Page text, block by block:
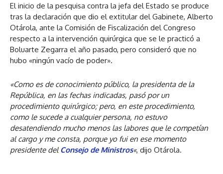
El inicio de la pesquisa contra la jefa del Estado se produce
tras la declaración que dio el extitular del Gabinete, Alberto
Otárola, ante la Comisión de Fiscalización del Congreso
respecto a la intervención quirúrgica que se le practicó a
Boluarte Zegarra el año pasado, pero consideró que no
hubo «ningún vacío de poder».
«Como es de conocimiento público, la presidenta de la
República, en las fechas indicadas, pasó por un
procedimiento quirúrgico; pero, en este procedimiento,
como le sucede a cualquier persona, no estuvo
desatendiendo mucho menos las labores que le competían
al cargo y me consta, porque yo fui en ese momento
presidente del Consejo de Ministros«, dijo Otárola.